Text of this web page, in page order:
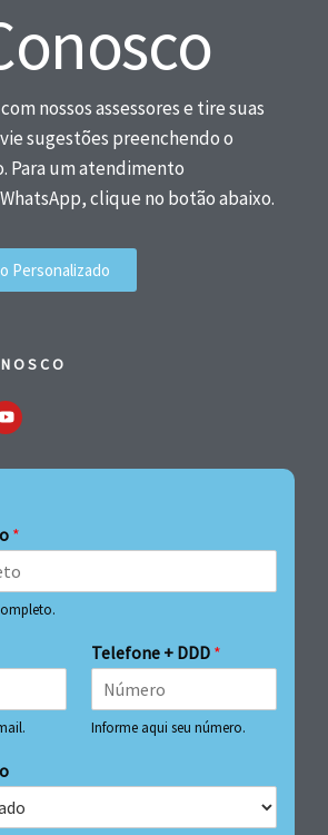
nossos assessores e tire suas
sugestões preenchendo o
Para um atendimento
clique no botão abaixo.
Personalizado
*
Telefone + DDD *
Informe aqui seu número.